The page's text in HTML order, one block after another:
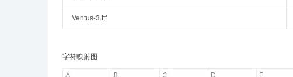
Ventus-3.ttf
字符映射图